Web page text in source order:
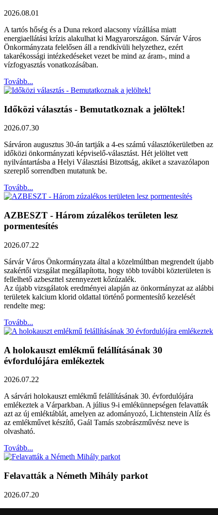
2026.08.01
A tartós hőség és a Duna rekord alacsony vízállása miatt
energiaellátási krízis alakulhat ki Magyarországon. Sárvár Város
Önkormányzata felelősen áll a rendkívüli helyzethez, ezért
takarékossági intézkedéseket vezet be mind az áram-, mind a
vízfogyasztás vonatkozásában.
Tovább...
Időközi választás - Bemutatkoznak a jelöltek!
2026.07.30
Sárváron augusztus 30-án tartják a 4-es számú választókerületben az
időközi önkormányzati képviselő-választást. Hét jelöltet vett
nyilvántartásba a Helyi Választási Bizottság, akiket a szavazólapon
szereplő sorrendben mutatunk be.
Tovább...
AZBESZT - Három zúzalékos területen lesz
pormentesítés
2026.07.22
Sárvár Város Önkormányzata által a közelmúltban megrendelt újabb
szakértői vizsgálat megállapította, hogy több további közterületen is
fellelhető azbeszttel szennyezett kőzúzalék.
Az újabb vizsgálatok eredményei alapján az önkormányzat az alábbi
területek kalcium klorid oldattal történő pormentesítő kezelését
rendelte meg:
Tovább...
A holokauszt emlékmű felállításának 30
évfordulójára emlékeztek
2026.07.22
A sárvári holokauszt emlékmű felállításának 30. évfordulójára
emlékeztek a Várparkban. A július 9-i emlékünnepségen felavatták
azt az új emléktáblát, amelyen az adományozó, Lichtenstein Alíz és
az emlékművet készítő, Gaál Tamás szobrászművész neve is
olvasható.
Tovább...
Felavatták a Németh Mihály parkot
2026.07.20